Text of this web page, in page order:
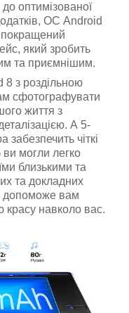
оптимізованої
ОС Android
покращений
який зробить
та приємнішим.
з роздільною
сфотографувати
життя з
А 5-
чіткі
ви могли легко
близькими та
та докладних
допоможе вам
красу навколо вас.